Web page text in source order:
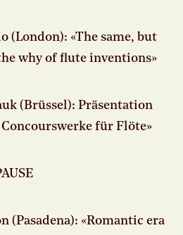
(London): «The same, but
why of flute inventions»
(Brüssel): Präsentation
für Flöte»
(Pasadena): «Romantic era